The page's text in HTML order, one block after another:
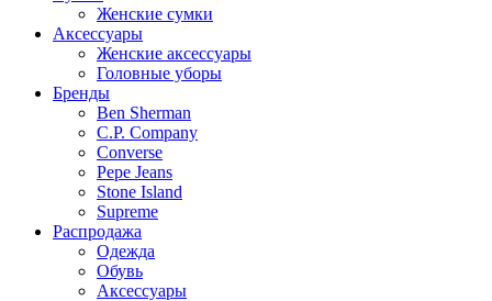
Женские сумки
Аксессуары
Женские аксессуары
Головные уборы
Бренды
Ben Sherman
C.P. Company
Converse
Pepe Jeans
Stone Island
Supreme
Распродажа
Одежда
Обувь
Аксессуары